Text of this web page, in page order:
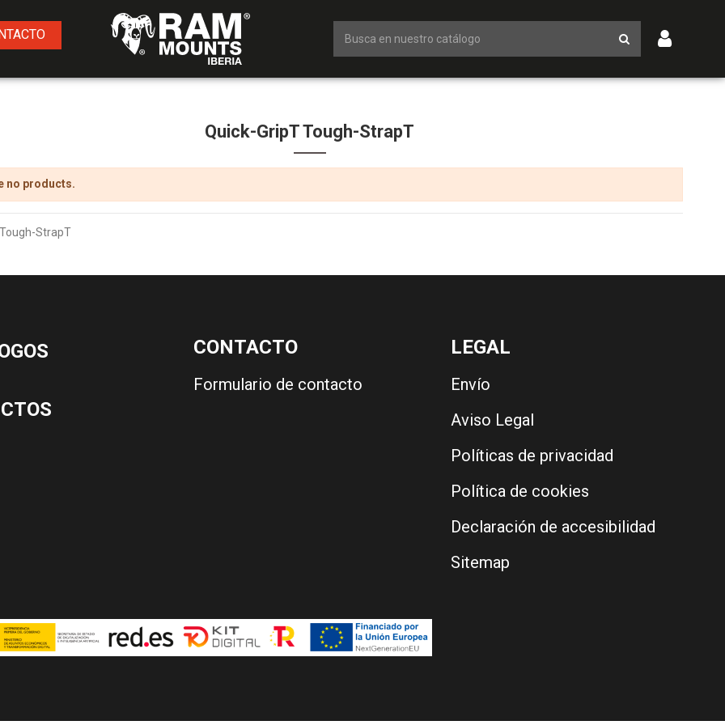
Quick-GripT Tough-StrapT
no products.
StrapT
CONTACTO
Formulario de contacto
LEGAL
Envío
Aviso Legal
Políticas de privacidad
Política de cookies
Declaración de accesibilidad
Sitemap